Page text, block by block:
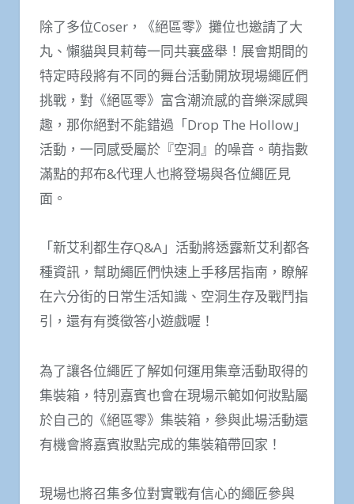
除了多位Coser，《絕區零》攤位也邀請了大
丸、懶貓與貝莉莓一同共襄盛舉！展會期間的
特定時段將有不同的舞台活動開放現場繩匠們
挑戰，對《絕區零》富含潮流感的音樂深感興
趣，那你絕對不能錯過「Drop The Hollow」
活動，一同感受屬於『空洞』的噪音。萌指數
滿點的邦布&代理人也將登場與各位繩匠見
面。
「新艾利都生存Q&A」活動將透露新艾利都各
種資訊，幫助繩匠們快速上手移居指南，瞭解
在六分街的日常生活知識、空洞生存及戰鬥指
引，還有有獎徵答小遊戲喔！
為了讓各位繩匠了解如何運用集章活動取得的
集裝箱，特別嘉賓也會在現場示範如何妝點屬
於自己的《絕區零》集裝箱，參與此場活動還
有機會將嘉賓妝點完成的集裝箱帶回家！
現場也將召集多位對實戰有信心的繩匠參與